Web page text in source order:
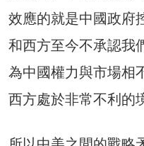
效應的就是中國政府
和西方至今不承認我
為中國權力與市場相
西方處於非常不利的